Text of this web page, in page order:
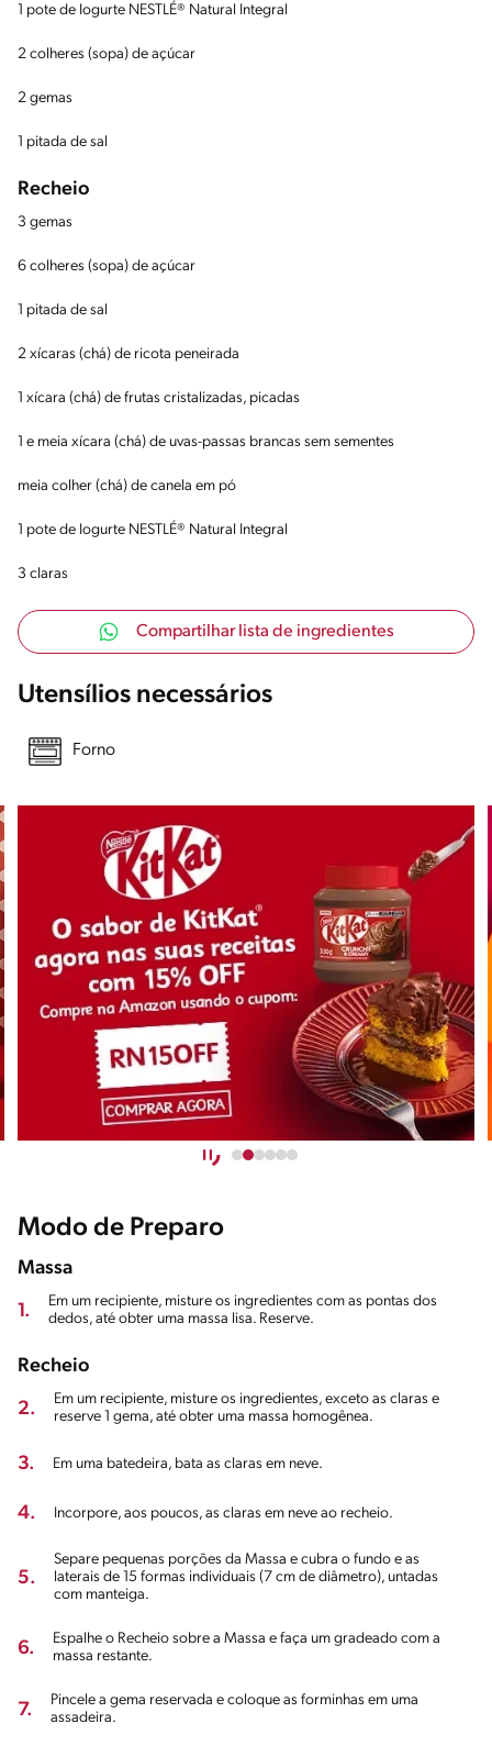
1 pote de Iogurte NESTLÉ® Natural Integral
2 colheres (sopa) de açúcar
2 gemas
1 pitada de sal
Recheio
3 gemas
6 colheres (sopa) de açúcar
1 pitada de sal
2 xícaras (chá) de ricota peneirada
1 xícara (chá) de frutas cristalizadas, picadas
1 e meia xícara (chá) de uvas-passas brancas sem sementes
meia colher (chá) de canela em pó
1 pote de Iogurte NESTLÉ® Natural Integral
3 claras
Compartilhar lista de ingredientes
Utensílios necessários
Forno
Modo de Preparo
Massa
1.
Em um recipiente, misture os ingredientes com as pontas dos
dedos, até obter uma massa lisa. Reserve.
Recheio
2.
Em um recipiente, misture os ingredientes, exceto as claras e
reserve 1 gema, até obter uma massa homogênea.
3. Em uma batedeira, bata as claras em neve.
4. Incorpore, aos poucos, as claras em neve ao recheio.
5.
Separe pequenas porções da Massa e cubra o fundo e as
laterais de 15 formas individuais (7 cm de diâmetro), untadas
com manteiga.
6.
Espalhe o Recheio sobre a Massa e faça um gradeado com a
massa restante.
7.
Pincele a gema reservada e coloque as forminhas em uma
assadeira.